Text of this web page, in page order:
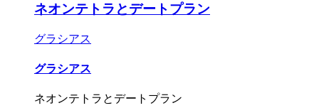
ネオンテトラとデートプラン
グラシアス
グラシアス
ネオンテトラとデートプラン